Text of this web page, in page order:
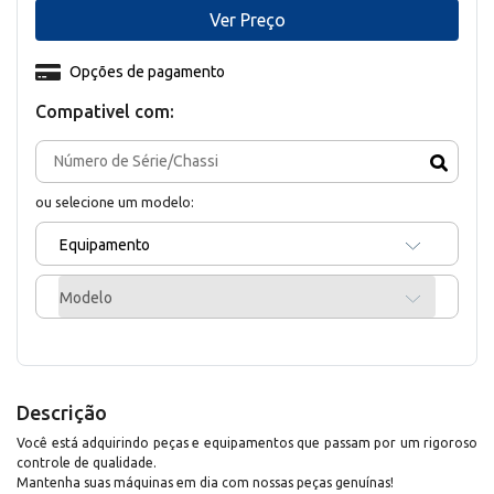
Compativel com:
ou selecione um modelo:
Equipamento
Modelo
Opções de pagamento
Ver Preço
Descrição
Você está adquirindo peças e equipamentos que passam por um rigoroso
controle de qualidade.
Mantenha suas máquinas em dia com nossas peças genuínas!